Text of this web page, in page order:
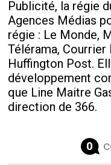
Publicité, la régie
Agences Médias
régie : Le Monde,
Télérama,
Huffington Post.
développement
que Line Maitre
direction de 366.
0